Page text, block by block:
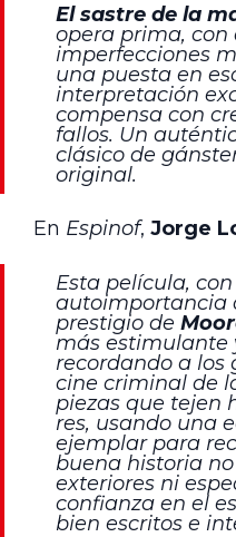
El sastre de la
opera prima, con
imperfecciones
una puesta en
interpretación
compensa con
fallos. Un
clásico de
original.
En Espinof, Jorge
Esta película,
autoimportancia
prestigio de
más estimulante
recordando a los
cine criminal de
piezas que tejen
res, usando una
ejemplar para
buena historia
exteriores ni
confianza en el
bien escritos e